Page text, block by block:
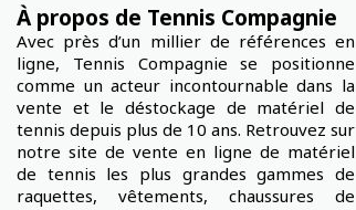
À propos de Tennis Compagnie
Avec près d’un millier de références en
ligne, Tennis Compagnie se positionne
comme un acteur incontournable dans la
vente et le déstockage de matériel de
tennis depuis plus de 10 ans. Retrouvez sur
notre site de vente en ligne de matériel
de tennis les plus grandes gammes de
raquettes, vêtements, chaussures de